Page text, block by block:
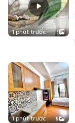
1 phút trước 1
1 phút trước 5